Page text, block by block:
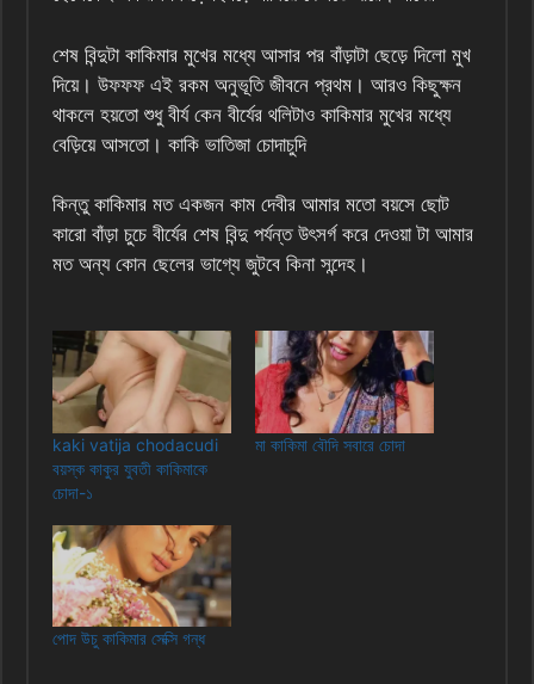
শেষ বিন্দুটা কাকিমার মুখের মধ্যে আসার পর বাঁড়াটা ছেড়ে দিলো মুখ
দিয়ে। উফফফ এই রকম অনুভূতি জীবনে প্রথম। আরও কিছুক্ষন
থাকলে হয়তো শুধু বীর্য কেন বীর্যের থলিটাও কাকিমার মুখের মধ্যে
বেড়িয়ে আসতো। কাকি ভাতিজা চোদাচুদি
কিন্তু কাকিমার মত একজন কাম দেবীর আমার মতো বয়সে ছোট
কারো বাঁড়া চুচে বীর্যের শেষ বিন্দু পর্যন্ত উৎসর্গ করে দেওয়া টা আমার
মত অন্য কোন ছেলের ভাগ্যে জুটবে কিনা সন্দেহ।
kaki vatija chodacudi
বয়স্ক কাকুর যুবতী কাকিমাকে
চোদা-১
মা কাকিমা বৌদি সবারে চোদা
পোদ উচু কাকিমার সেক্সি গন্ধ